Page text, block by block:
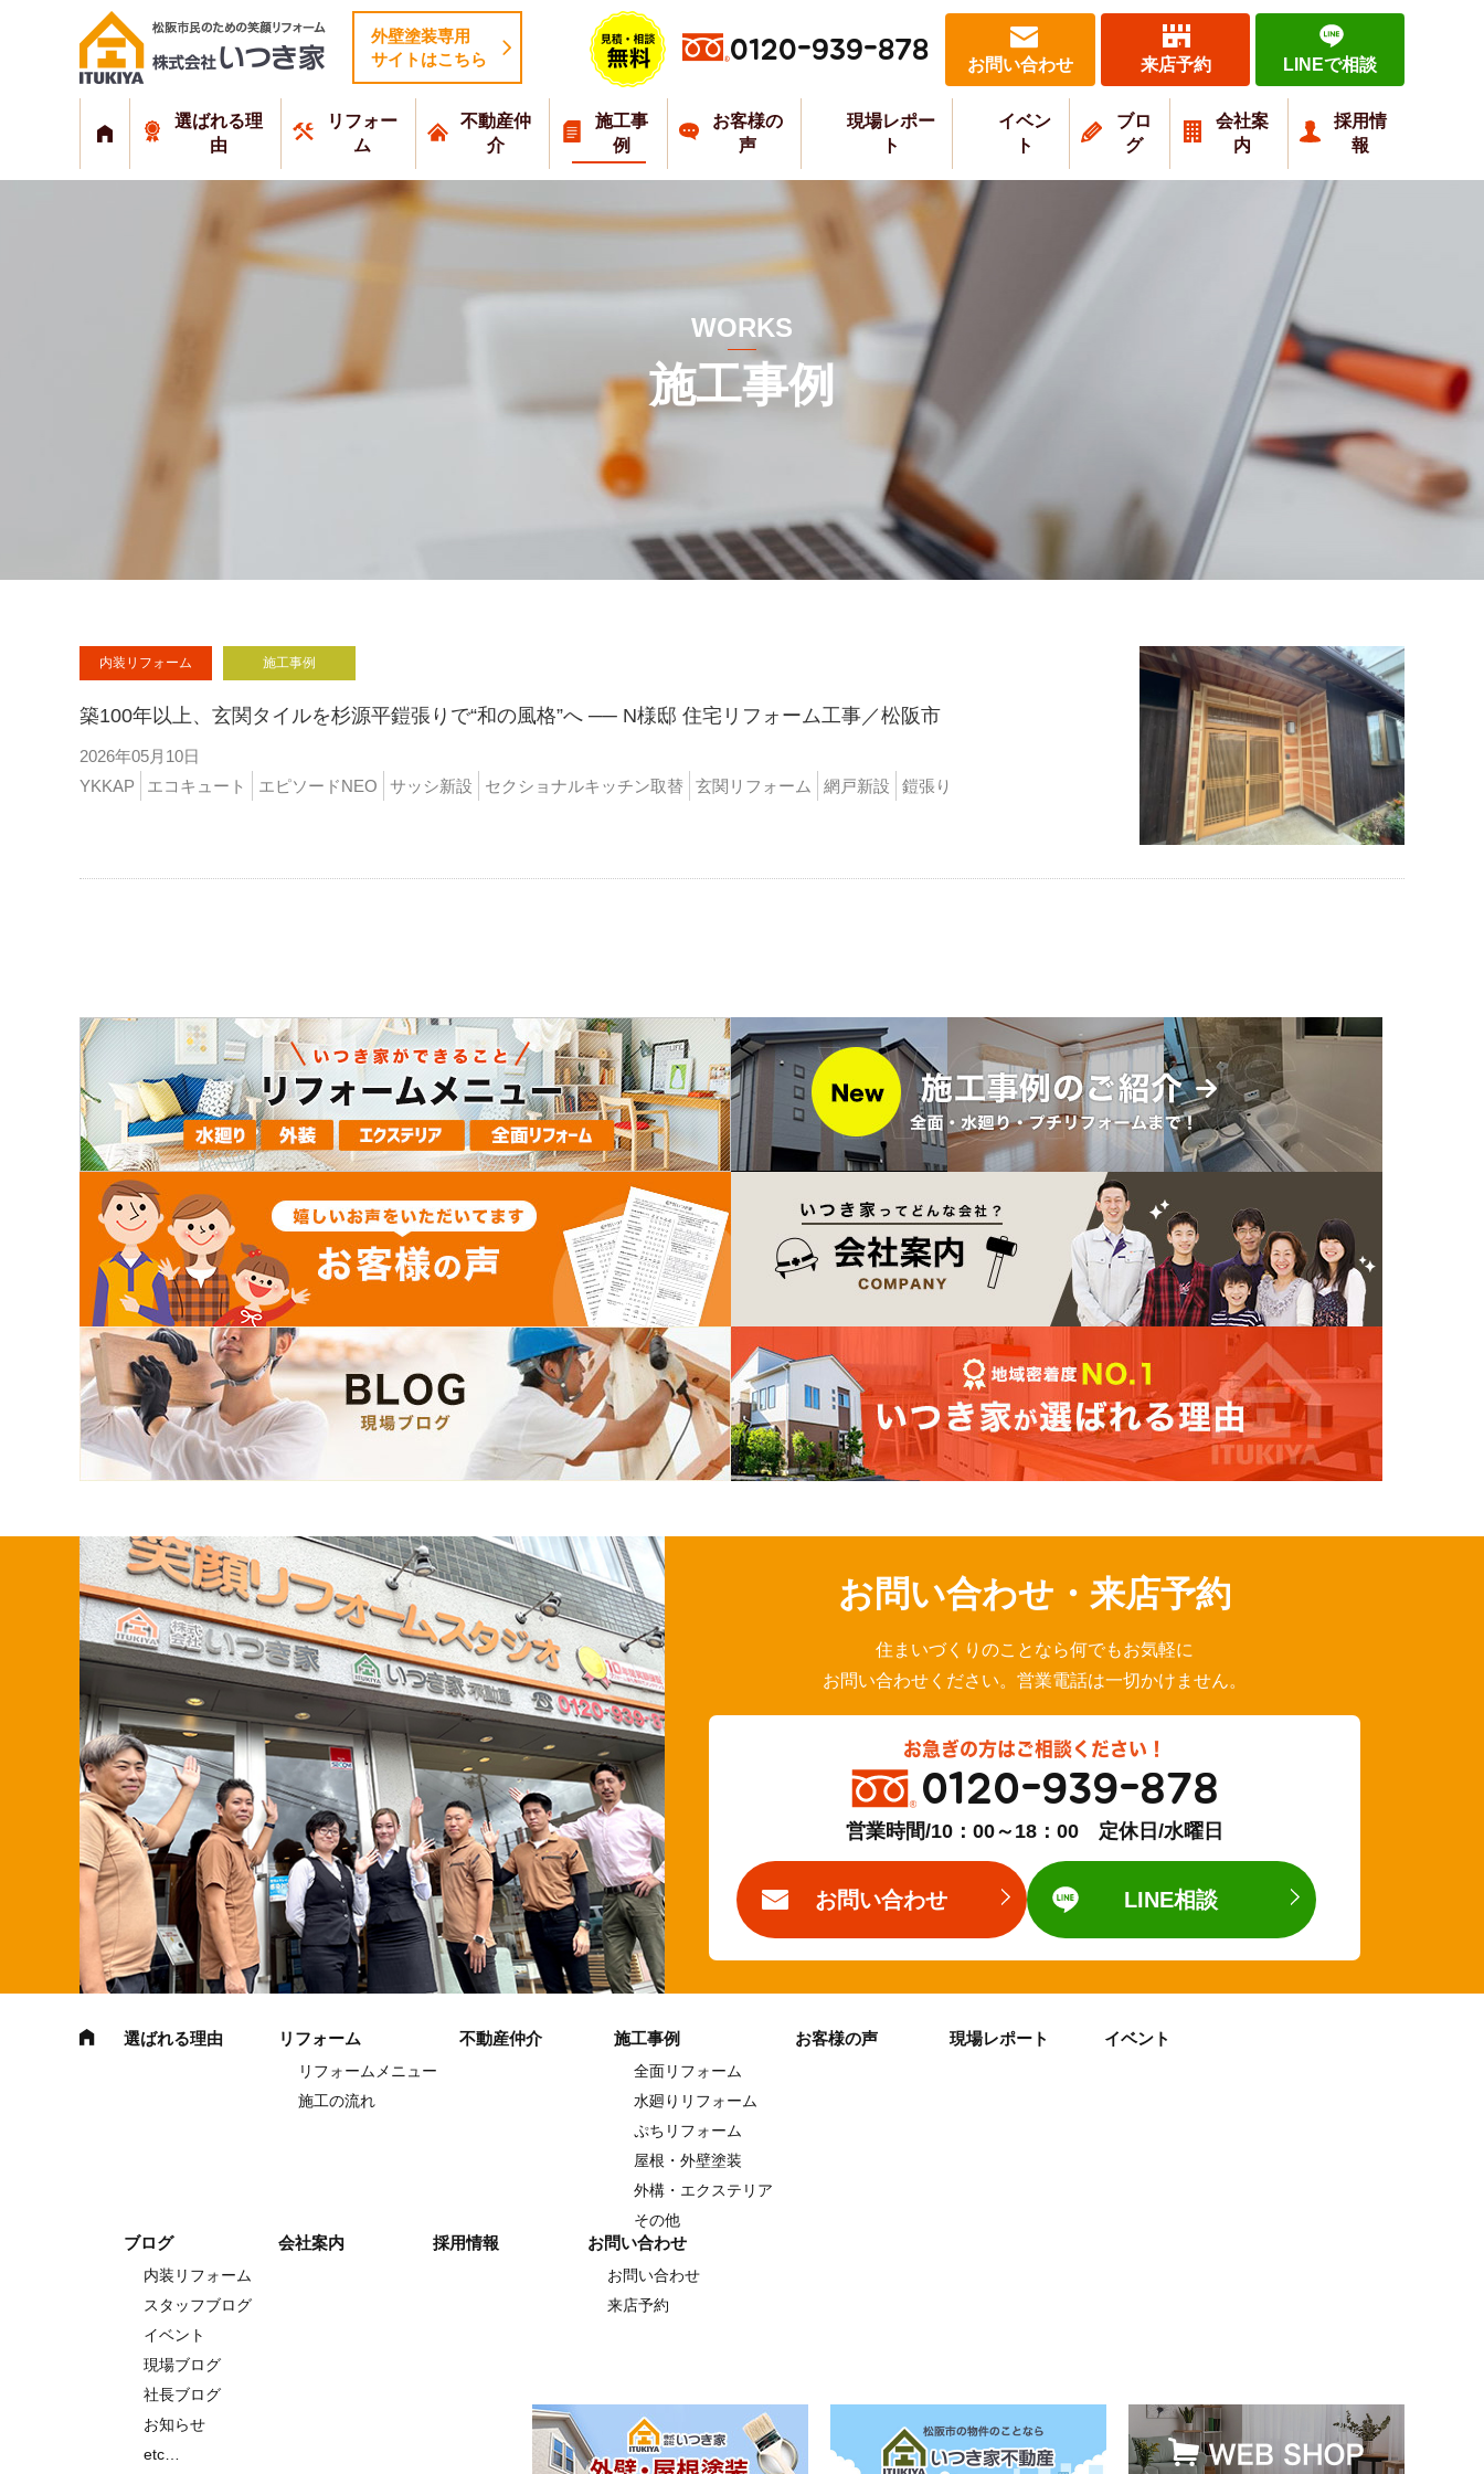
外壁塗装専用
サイトはこちら
0120-939-878 お問い合わせ 来店予約 LINEで相談
選ばれる理
由
リフォー
ム
不動産仲
介
施工事
例
お客様の
声
現場レポー
ト
イベン
ト
ブロ
グ
会社案
内
採用情
報
WORKS
施工事例
内装リフォーム 施工事例
築100年以上、玄関タイルを杉源平鎧張りで“和の風格”へ ── N様邸 住宅リフォーム工事／松阪市
2026年05月10日
YKKAP
エコキュート エピソードNEO サッシ新設 セクショナルキッチン取替 玄関リフォーム 網戸新設 鎧張り
お問い合わせ・来店予約
住まいづくりのことなら何でもお気軽に
お問い合わせください。営業電話は一切かけません。
お急ぎの方はご相談ください！
0120-939-878
営業時間/10：00～18：00 定休日/水曜日
お問い合わせ LINE相談
選ばれる理由 リフォーム
リフォームメニュー
施工の流れ
不動産仲介 施工事例
全面リフォーム
水廻りリフォーム
ぷちリフォーム
屋根・外壁塗装
外構・エクステリア
その他
お客様の声 現場レポート イベント
ブログ
内装リフォーム
スタッフブログ
イベント
現場ブログ
社長ブログ
お知らせ
etc…
会社案内 採用情報 お問い合わせ
お問い合わせ
来店予約